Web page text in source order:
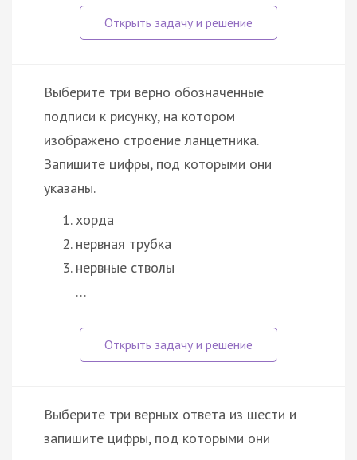
Выберите три верно обозначенные
подписи к рисунку, на котором
изображено строение ланцетника.
Запишите цифры, под которыми они
указаны.
хорда
нервная трубка
нервные стволы
…
Выберите три верных ответа из шести и
запишите цифры, под которыми они